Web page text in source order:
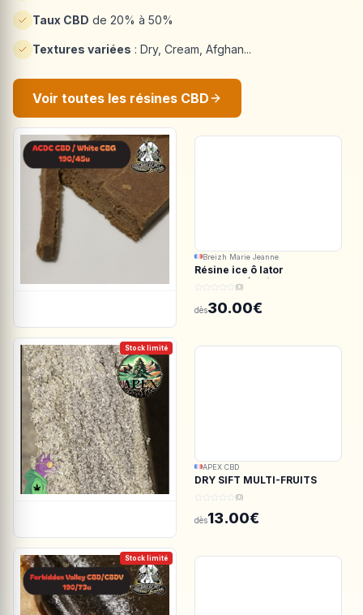
Breizh Marie Jeanne
Résine ice ô lator
ACDC.CBD/White CBG
(0)
dès30.00€
Stock limité
APEX CBD
DRY SIFT MULTI-FRUITS
150u CBD - APEX CBD
(0)
dès13.00€
Stock limité
Taux CBD de 20% à 50%
Textures variées : Dry, Cream, Afghan...
Voir toutes les résines CBD